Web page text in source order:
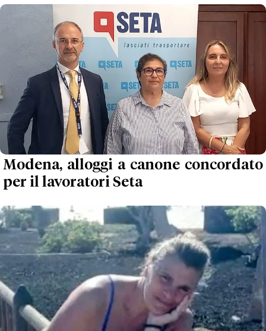
Modena, alloggi a canone concordato
per il lavoratori Seta